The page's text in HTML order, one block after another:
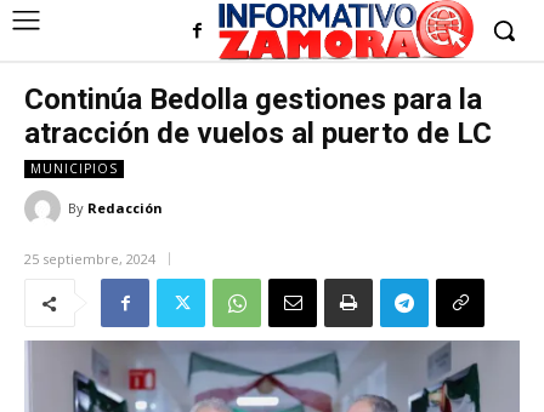
Continúa Bedolla gestiones para la
atracción de vuelos al puerto de LC
MUNICIPIOS
By Redacción
25 septiembre, 2024